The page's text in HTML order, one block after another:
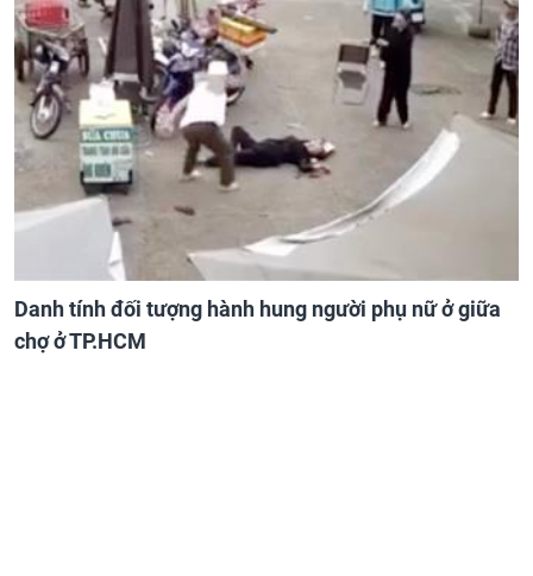
Danh tính đối tượng hành hung người phụ nữ ở giữa
chợ ở TP.HCM